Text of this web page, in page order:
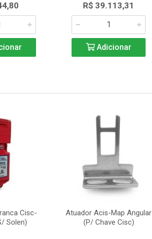
R$ 39.113,31
Adicionar
Cisc-
Solen)
Atuador Acis-Map Angular
(P/ Chave Cisc)